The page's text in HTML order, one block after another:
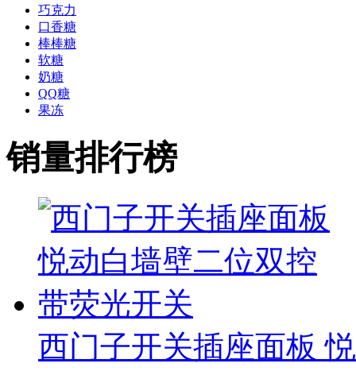
巧克力
口香糖
棒棒糖
软糖
奶糖
QQ糖
果冻
销量排行榜
西门子开关插座面板